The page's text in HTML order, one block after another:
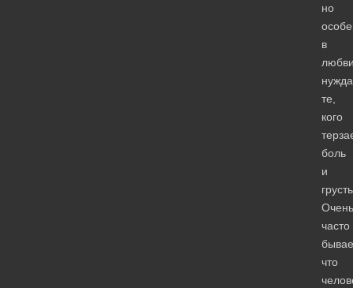
но
в
те,
кого
боль
и
Очень
часто
что